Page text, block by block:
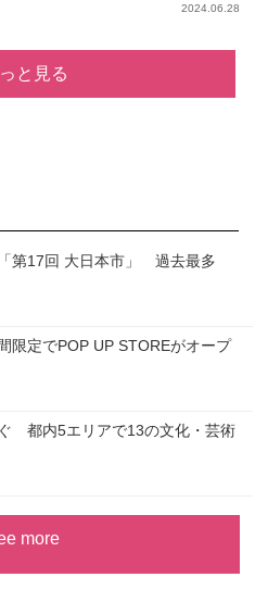
2024.06.28
と見る
第17回 大日本市」 過去最多
限定でPOP UP STOREがオープ
都内5エリアで13の文化・芸術
more